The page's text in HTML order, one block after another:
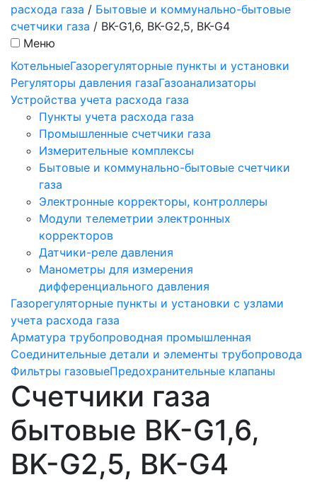
расхода газа / Бытовые и коммунально-бытовые
счетчики газа / BK-G1,6, BK-G2,5, BK-G4
Меню
КотельныеГазорегуляторные пункты и установки
Регуляторы давления газаГазоанализаторы
Устройства учета расхода газа
Пункты учета расхода газа
Промышленные счетчики газа
Измерительные комплексы
Бытовые и коммунально-бытовые счетчики
газа
Электронные корректоры, контроллеры
Модули телеметрии электронных
корректоров
Датчики-реле давления
Манометры для измерения
дифференциального давления
Газорегуляторные пункты и установки с узлами
учета расхода газа
Арматура трубопроводная промышленная
Соединительные детали и элементы трубопровода
Фильтры газовыеПредохранительные клапаны
Счетчики газа
бытовые BK-G1,6,
BK-G2,5, BK-G4